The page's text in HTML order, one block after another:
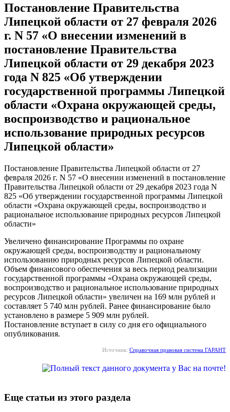
Постановление Правительства
Липецкой области от 27 февраля 2026
г. N 57 «О внесении изменений в
постановление Правительства
Липецкой области от 29 декабря 2023
года N 825 «Об утверждении
государственной программы Липецкой
области «Охрана окружающей среды,
воспроизводство и рациональное
использование природных ресурсов
Липецкой области»
Постановление Правительства Липецкой области от 27
февраля 2026 г. N 57 «О внесении изменений в постановление
Правительства Липецкой области от 29 декабря 2023 года N
825 «Об утверждении государственной программы Липецкой
области «Охрана окружающей среды, воспроизводство и
рациональное использование природных ресурсов Липецкой
области»
Увеличено финансирование Программы по охране
окружающей среды, воспроизводству и рациональному
использованию природных ресурсов Липецкой области.
Объем финансового обеспечения за весь период реализации
государственной программы «Охрана окружающей среды,
воспроизводство и рациональное использование природных
ресурсов Липецкой области» увеличен на 169 млн рублей и
составляет 5 740 млн рублей. Ранее финансирование было
установлено в размере 5 909 млн рублей.
Постановление вступает в силу со дня его официального
опубликования.
Источник: Справочная правовая система ГАРАНТ
Еще статьи из этого раздела